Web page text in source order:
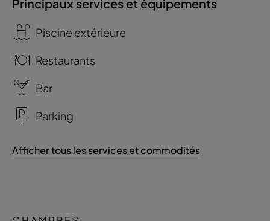
Principaux services et équipements
Piscine extérieure
Restaurants
Bar
Parking
Afficher tous les services et commodités